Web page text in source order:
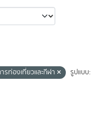
ท่องเที่ยวและกีฬา
รูปแบบ: